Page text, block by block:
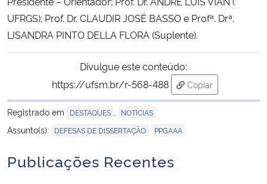
UFRGS); Prof. Dr. CLAUDIR JOSÉ BASSO e Profª. Drª.
LISANDRA PINTO DELLA FLORA (Suplente).
Divulgue este conteúdo:
https://ufsm.br/r-568-488
Copiar
para área de
Registrado em
DESTAQUES NOTÍCIAS
Assunto(s): DEFESAS DE DISSERTAÇÃO PPGAAA
Publicações Recentes